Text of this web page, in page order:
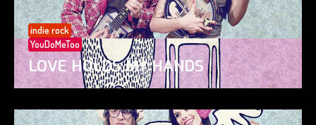
indie rock
YouDoMeToo
LOVE HOLDS MY HANDS